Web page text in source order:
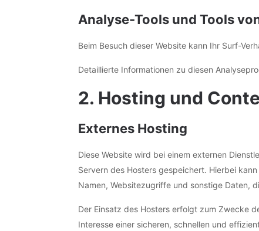
Analyse-Tools und Tools
Beim Besuch dieser Website kann Ihr Surf-
Detaillierte Informationen zu diesen
2. Hosting und
Externes Hosting
Diese Website wird bei einem externen
Servern des Hosters gespeichert. Hierbei
Namen, Websitezugriffe und sonstige Daten,
Der Einsatz des Hosters erfolgt zum Zwecke
Interesse einer sicheren, schnellen und